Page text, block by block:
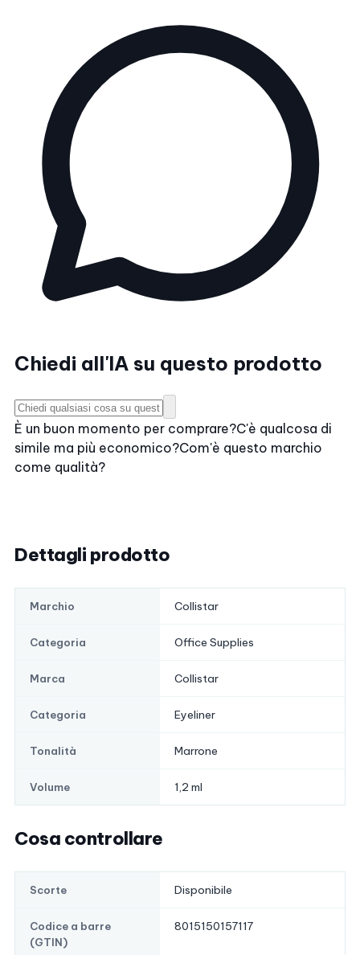
Chiedi all'IA su questo prodotto
È un buon momento per comprare?C'è qualcosa di
simile ma più economico?Com'è questo marchio
come qualità?
Dettagli prodotto
Marchio Collistar
Categoria Office Supplies
Marca Collistar
Categoria Eyeliner
Tonalità Marrone
Volume 1,2 ml
Cosa controllare
Scorte Disponibile
Codice a barre
(GTIN)
8015150157117